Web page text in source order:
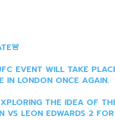
EVENT WILL TAKE
IN LONDON ONCE AGAIN.
THE IDEA OF
VS LEON EDWARDS 2